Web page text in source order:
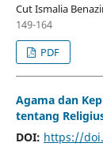
Cut Ismalia
149-164
PDF
Agama dan
tentang
DOI: https://